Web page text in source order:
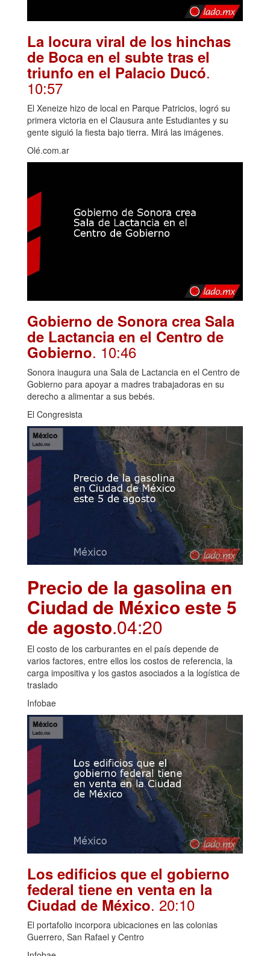
La locura viral de los hinchas
de Boca en el subte tras el
triunfo en el Palacio Ducó.
10:57
El Xeneize hizo de local en Parque Patricios, logró su
primera victoria en el Clausura ante Estudiantes y su
gente siguió la fiesta bajo tierra. Mirá las imágenes.
Olé.com.ar
Gobierno de Sonora crea Sala
de Lactancia en el Centro de
Gobierno. 10:46
Sonora inaugura una Sala de Lactancia en el Centro de
Gobierno para apoyar a madres trabajadoras en su
derecho a alimentar a sus bebés.
El Congresista
Precio de la gasolina en
Ciudad de México este 5
de agosto.04:20
El costo de los carburantes en el país depende de
varios factores, entre ellos los costos de referencia, la
carga impositiva y los gastos asociados a la logística de
traslado
Infobae
Los edificios que el gobierno
federal tiene en venta en la
Ciudad de México. 20:10
El portafolio incorpora ubicaciones en las colonias
Guerrero, San Rafael y Centro